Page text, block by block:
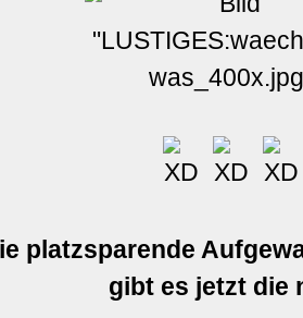
platzsparende
gibt es jetzt die